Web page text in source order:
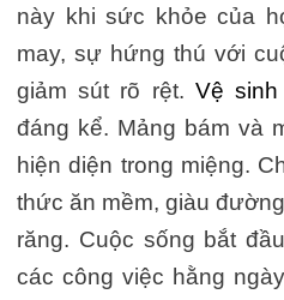
này khi sức khỏe của
may, sự hứng thú với
giảm sút rõ rệt. Vệ
đáng kể. Mảng bám và
hiện diện trong miệng.
thức ăn mềm, giàu
răng. Cuộc sống bắt
các công việc hằng